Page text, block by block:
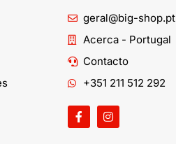
geral@big-shop.pt
Acerca - Portugal
Contacto
+351 211 512 292